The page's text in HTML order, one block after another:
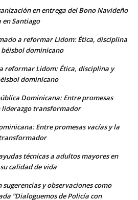
en entrega del Bono Navideño
en Santiago
a reformar Lidom: Ética, disciplina
dominicano
reformar Lidom: Ética, disciplina y
dominicano
Dominicana: Entre promesas
liderazgo transformador
Entre promesas vacías y la
técnicas a adultos mayores en
calidad de vida
y observaciones como
“Dialoguemos de Policía con